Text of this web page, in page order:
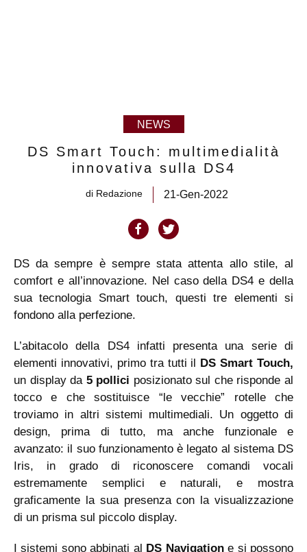
NEWS
DS Smart Touch: multimedialità
innovativa sulla DS4
di Redazione 21-Gen-2022
DS da sempre è sempre stata attenta allo stile, al
comfort e all’innovazione. Nel caso della DS4 e della
sua tecnologia Smart touch, questi tre elementi si
fondono alla perfezione.
L’abitacolo della DS4 infatti presenta una serie di
elementi innovativi, primo tra tutti il DS Smart Touch,
un display da 5 pollici posizionato sul che risponde al
tocco e che sostituisce “le vecchie” rotelle che
troviamo in altri sistemi multimediali. Un oggetto di
design, prima di tutto, ma anche funzionale e
avanzato: il suo funzionamento è legato al sistema DS
Iris, in grado di riconoscere comandi vocali
estremamente semplici e naturali, e mostra
graficamente la sua presenza con la visualizzazione
di un prisma sul piccolo display.
I sistemi sono abbinati al DS Navigatione si possono